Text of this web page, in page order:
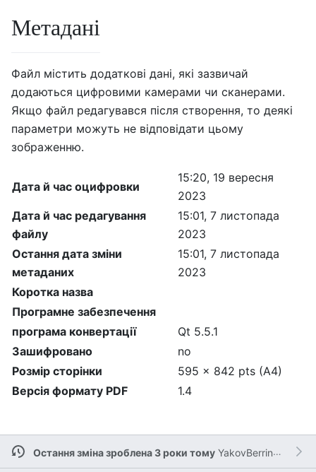
Метадані
Файл містить додаткові дані, які зазвичай
додаються цифровими камерами чи сканерами.
Якщо файл редагувався після створення, то деякі
параметри можуть не відповідати цьому
зображенню.
Дата й час оцифровки
15:20, 19 вересня
2023
Дата й час редагування
файлу
15:01, 7 листопада
2023
Остання дата зміни
метаданих
15:01, 7 листопада
2023
Коротка назва
Програмне забезпечення
програма конвертації
Qt 5.5.1
Зашифровано
no
Розмір сторінки
595 x 842 pts (A4)
Версія формату PDF
1.4
Остання зміна зроблена 3 роки тому YakovBerringer